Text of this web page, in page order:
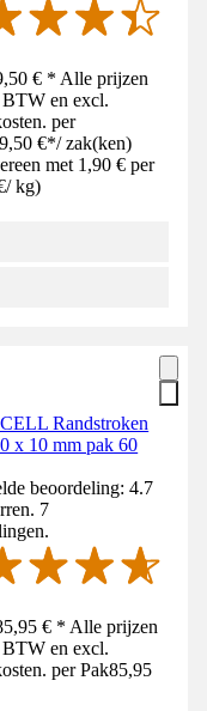
€ * Alle prijzen
en excl.
per
9,50 €*/ zak(ken)
met 1,90 € per
/ kg)
Randstroken
x 10 mm pak 60
beoordeling: 4.7
7
€ * Alle prijzen
en excl.
per Pak85,95